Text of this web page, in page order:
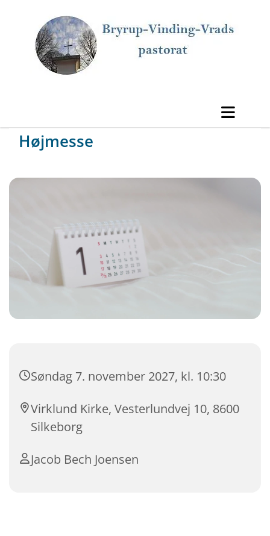
Højmesse
Søndag 7. november 2027, kl. 10:30
Virklund Kirke, Vesterlundvej 10, 8600
Silkeborg
Jacob Bech Joensen